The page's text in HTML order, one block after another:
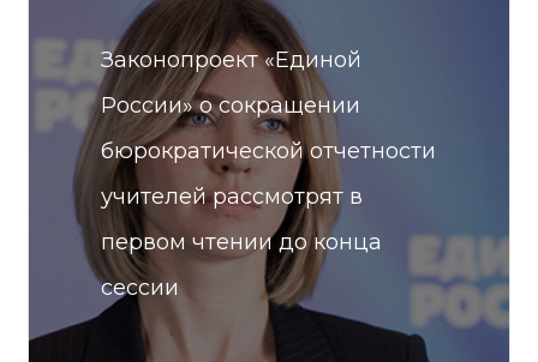
Законопроект «Единой
России» о сокращении
бюрократической отчетности
учителей рассмотрят в
первом чтении до конца
сессии